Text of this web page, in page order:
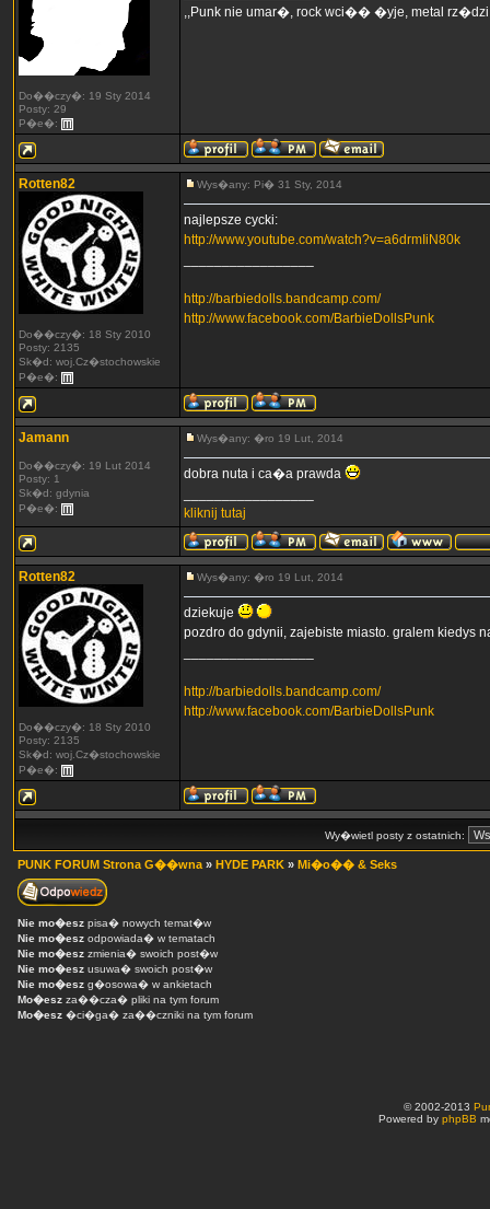
Do��czy�: 19 Sty 2014
Posty: 29
P�e�:
,,Punk nie umar�, rock wci�� �yje, metal
Rotten82
Do��czy�: 18 Sty 2010
Posty: 2135
Sk�d: woj.Cz�stochowskie
P�e�:
Wys�any: Pi� 31 Sty, 2014
najlepsze cycki:
http://www.youtube.com/watch?v=a6drmIiN80k
http://barbiedolls.bandcamp.com/
http://www.facebook.com/BarbieDollsPunk
Jamann
Do��czy�: 19 Lut 2014
Posty: 1
Sk�d: gdynia
P�e�:
Wys�any: �ro 19 Lut, 2014
dobra nuta i ca�a prawda
kliknij tutaj
Rotten82
Do��czy�: 18 Sty 2010
Posty: 2135
Sk�d: woj.Cz�stochowskie
P�e�:
Wys�any: �ro 19 Lut, 2014
dziekuje
pozdro do gdynii, zajebiste miasto. gralem kiedys
http://barbiedolls.bandcamp.com/
http://www.facebook.com/BarbieDollsPunk
Wy�wietl posty z ostatnich:
PUNK FORUM Strona G��wna » HYDE PARK » Mi�o�� & Seks
Nie mo�esz pisa� nowych temat�w
Nie mo�esz odpowiada� w tematach
Nie mo�esz zmienia� swoich post�w
Nie mo�esz usuwa� swoich post�w
Nie mo�esz g�osowa� w ankietach
Mo�esz za��cza� pliki na tym forum
Mo�esz �ci�ga� za��czniki na tym forum
© 2002-2013
Powered by phpBB